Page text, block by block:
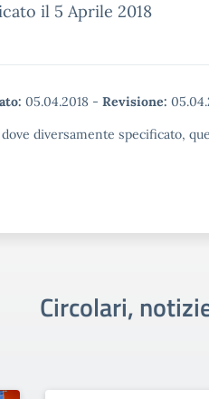
il 5 Aprile 2018
05.04.2018 - Revisione:
diversamente specificato,
Circolari,